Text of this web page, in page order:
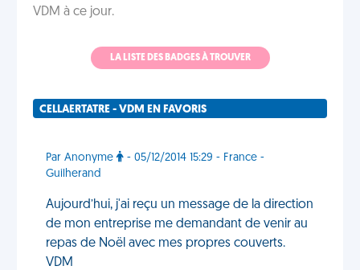
VDM à ce jour.
LA LISTE DES BADGES À TROUVER
CELLAERTATRE - VDM EN FAVORIS
Par Anonyme
- 05/12/2014 15:29 - France -
Guilherand
Aujourd’hui, j'ai reçu un message de la direction
de mon entreprise me demandant de venir au
repas de Noël avec mes propres couverts.
VDM